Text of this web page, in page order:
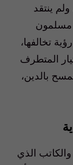
ينتقد
مسلمون
تخالفها،
المتطرف
بالدين،
الذي